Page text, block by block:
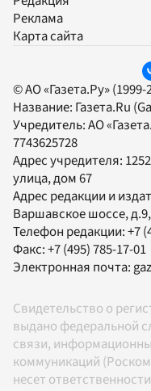
Реклама
Карта сайта
© АО «Газета.Ру»
Название: Газета.Ru
Учредитель:АО
7743625728
Адрес учредителя:
улица, дом 67
Адрес редакции и
Варшавское шоссе,
Телефон редакции:+7
Факс:+7 (495) 785-17-01
Электронная почта:
Свидетельство о
выдано федеральной
связи,
коммуникаций
несет